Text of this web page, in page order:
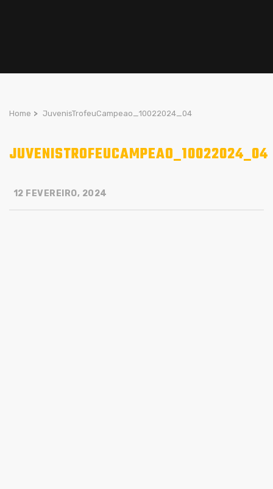
Home > JuvenisTrofeuCampeao_10022024_04
JUVENISTROFEUCAMPEAO_10022024_04
12 FEVEREIRO, 2024